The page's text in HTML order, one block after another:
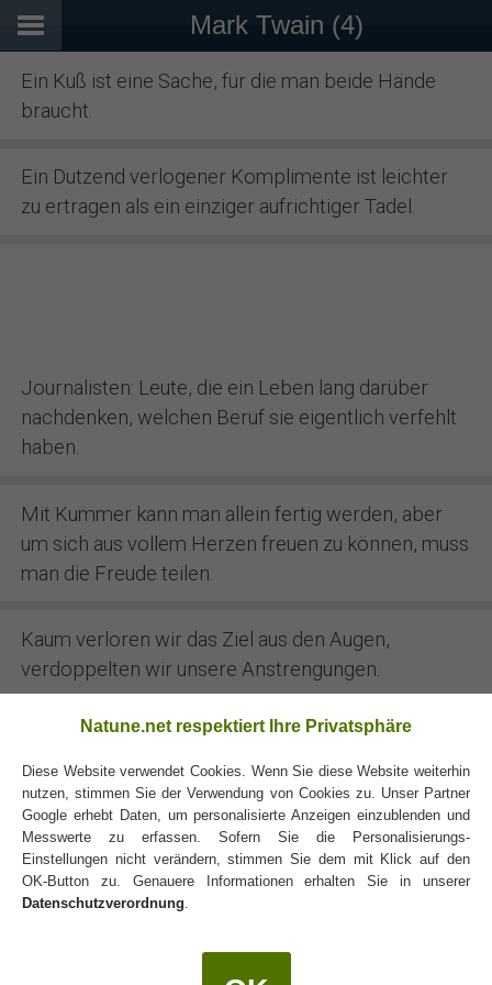
Mark Twain (4)
Ein Kuß ist eine Sache, für die man beide Hände
braucht.
Ein Dutzend verlogener Komplimente ist leichter
zu ertragen als ein einziger aufrichtiger Tadel.
Journalisten: Leute, die ein Leben lang darüber
nachdenken, welchen Beruf sie eigentlich verfehlt
haben.
Mit Kummer kann man allein fertig werden, aber
um sich aus vollem Herzen freuen zu können, muss
man die Freude teilen.
Kaum verloren wir das Ziel aus den Augen,
verdoppelten wir unsere Anstrengungen.
Unkraut ist alles, was nach dem Jäten wieder
wächst.
Jeder ist ein Mond und hat eine dunkle Seite, die er
Natune.net respektiert Ihre Privatsphäre
Diese Website verwendet Cookies. Wenn Sie diese Website weiterhin
nutzen, stimmen Sie der Verwendung von Cookies zu. Unser Partner
Google erhebt Daten, um personalisierte Anzeigen einzublenden und
Messwerte zu erfassen. Sofern Sie die Personalisierungs-
Einstellungen nicht verändern, stimmen Sie dem mit Klick auf den
OK-Button zu. Genauere Informationen erhalten Sie in unserer
Datenschutzverordnung.